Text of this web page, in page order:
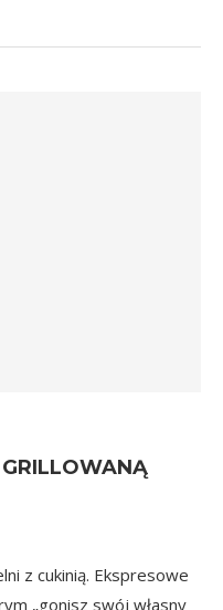
z cukinią. Ekspresowe
„gonisz swój własny